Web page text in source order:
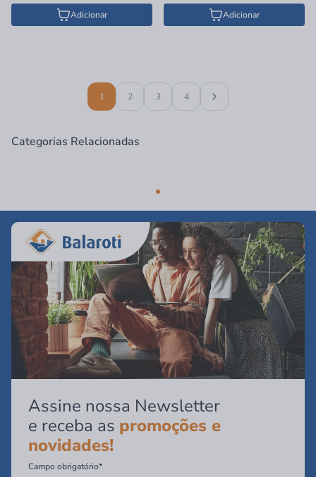
Adicionar
Adicionar
1 2 3 4
Categorias Relacionadas
Assine nossa Newsletter
e receba as promoções e
novidades!
Campo obrigatório*